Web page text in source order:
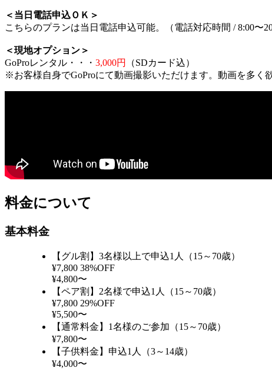
＜当日電話申込ＯＫ＞
こちらのプランは当日電話申込可能。（電話対応時間 / 8:00〜
＜現地オプション＞
GoProレンタル・・・ 3,000円
（SDカード込）
※お客様自身でGoProにて動画撮影いただけます。動画を多く
料金について
基本料金
【グル割】3名様以上で申込1人（15～70歳）
¥7,800 38%OFF
¥4,800〜
【ペア割】2名様で申込1人（15～70歳）
¥7,800 29%OFF
¥5,500〜
【通常料金】1名様のご参加（15～70歳）
¥7,800〜
【子供料金】申込1人（3～14歳）
¥4,000〜